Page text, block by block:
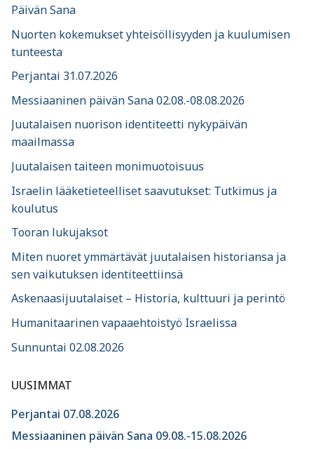
Päivän Sana
Nuorten kokemukset yhteisöllisyyden ja kuulumisen
tunteesta
Perjantai 31.07.2026
Messiaaninen päivän Sana 02.08.-08.08.2026
Juutalaisen nuorison identiteetti nykypäivän
maailmassa
Juutalaisen taiteen monimuotoisuus
Israelin lääketieteelliset saavutukset: Tutkimus ja
koulutus
Tooran lukujaksot
Miten nuoret ymmärtävät juutalaisen historiansa ja
sen vaikutuksen identiteettiinsä
Askenaasijuutalaiset – Historia, kulttuuri ja perintö
Humanitaarinen vapaaehtoistyö Israelissa
Sunnuntai 02.08.2026
UUSIMMAT
Perjantai 07.08.2026
Messiaaninen päivän Sana 09.08.-15.08.2026